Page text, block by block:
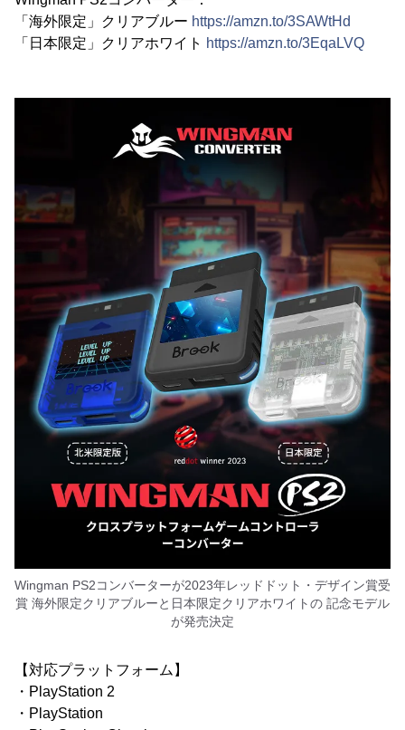
「海外限定」クリアブルー https://amzn.to/3SAWtHd
「日本限定」クリアホワイト https://amzn.to/3EqaLVQ
Wingman PS2コンバーターが2023年レッドドット・デザイン賞受
賞 海外限定クリアブルーと日本限定クリアホワイトの 記念モデル
が発売決定
【対応プラットフォーム】
・PlayStation 2
・PlayStation